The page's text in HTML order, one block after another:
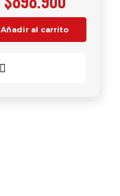
Añadir al carrito